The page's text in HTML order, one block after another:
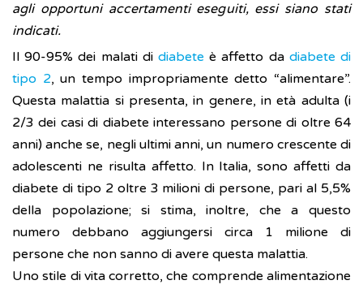
agli opportuni accertamenti eseguiti, essi siano stati
indicati.
Il 90-95% dei malati di diabete è affetto da diabete di
tipo 2, un tempo impropriamente detto “alimentare”.
Questa malattia si presenta, in genere, in età adulta (i
2/3 dei casi di diabete interessano persone di oltre 64
anni) anche se, negli ultimi anni, un numero crescente di
adolescenti ne risulta affetto. In Italia, sono affetti da
diabete di tipo 2 oltre 3 milioni di persone, pari al 5,5%
della popolazione; si stima, inoltre, che a questo
numero debbano aggiungersi circa 1 milione di
persone che non sanno di avere questa malattia.
Uno stile di vita corretto, che comprende alimentazione